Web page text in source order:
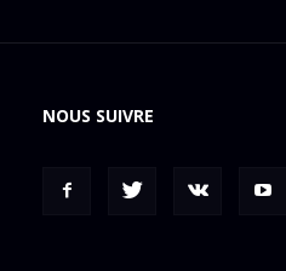
NOUS SUIVRE